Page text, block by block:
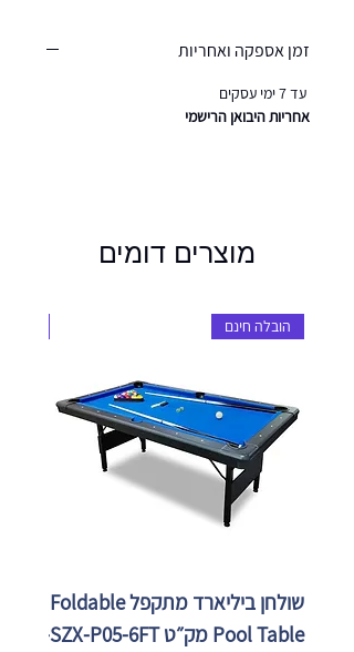
זמן אספקה ואחריות
עד 7 ימי עסקים
אחריות היבואן הרישמי
מוצרים דומים
הובלה חינם
שולחן ביליארד מתקפל Foldable
Pool Table מק״ט SZX-P05-6FT
P05-